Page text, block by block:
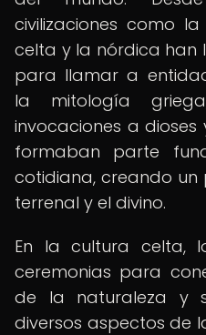
civilizaciones como
celta y la nórdica han
para llamar a
la mitología
invocaciones a
formaban parte
cotidiana, creando un
terrenal y el divino.
En la cultura celta,
ceremonias para
de la naturaleza y
diversos aspectos de